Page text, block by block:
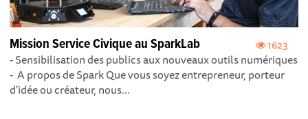
1623
Mission Service Civique au SparkLab
- Sensibilisation des publics aux nouveaux outils numériques
- A propos de Spark Que vous soyez entrepreneur, porteur
d'idée ou créateur, nous...